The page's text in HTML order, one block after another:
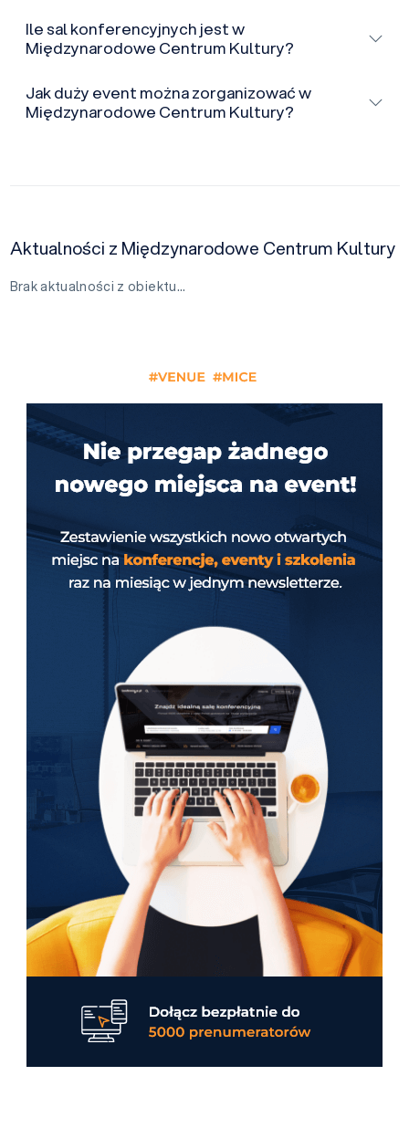
Ile sal konferencyjnych jest w
Międzynarodowe Centrum Kultury?
Jak duży event można zorganizować w
Międzynarodowe Centrum Kultury?
Aktualności z Międzynarodowe Centrum Kultury
Brak aktualności z obiektu…